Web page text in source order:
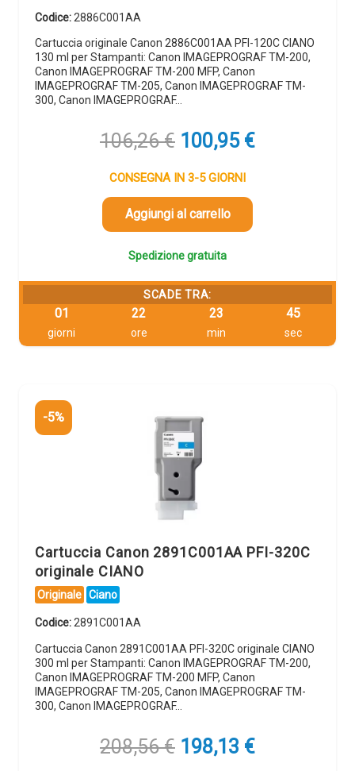
Codice: 2886C001AA
Cartuccia originale Canon 2886C001AA PFI-120C CIANO
130 ml per Stampanti: Canon IMAGEPROGRAF TM-200,
Canon IMAGEPROGRAF TM-200 MFP, Canon
IMAGEPROGRAF TM-205, Canon IMAGEPROGRAF TM-
300, Canon IMAGEPROGRAF…
106,26€ Il
originale
era:
106,26 €.
100,95 €Il
CONSEGNA IN 3-5 GIORNI
Aggiungi al carrello
Spedizione gratuita
SCADE TRA:
01
giorni
22
ore
23
min
44
sec
-5%
Cartuccia Canon 2891C001AA PFI-320C
originale CIANO
Originale Ciano
Codice:2891C001AA
Cartuccia Canon 2891C001AA PFI-320C originale CIANO
300 ml per Stampanti: Canon IMAGEPROGRAF TM-200,
Canon IMAGEPROGRAF TM-200 MFP, Canon
IMAGEPROGRAF TM-205, Canon IMAGEPROGRAF TM-
300, Canon IMAGEPROGRAF…
208,56€ Il
198,13 €Il